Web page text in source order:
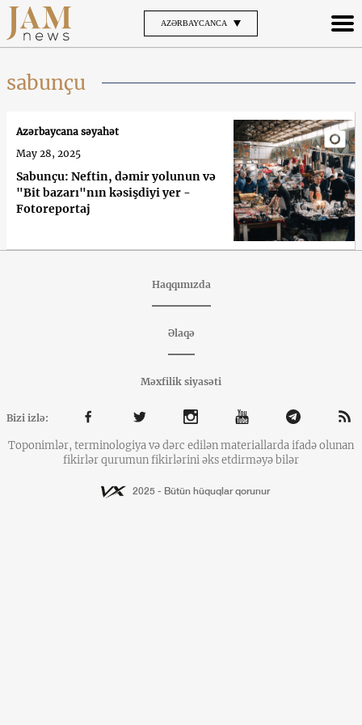
AZƏRBAYCANCA
sabunçu
Sabunçu: Neftin, dəmir yolunun və
"Bit bazarı"nın kəsişdiyi yer -
Fotoreportaj
Azərbaycana səyahət
May 28, 2025
Haqqımızda
Əlaqə
Məxfilik siyasəti
Bizi izlə:
Toponimlər, terminologiya və dərc edilən materiallarda ifadə olunan
fikirlər qurumun fikirlərini əks etdirməyə bilər
2025 - Bütün hüquqlar qorunur